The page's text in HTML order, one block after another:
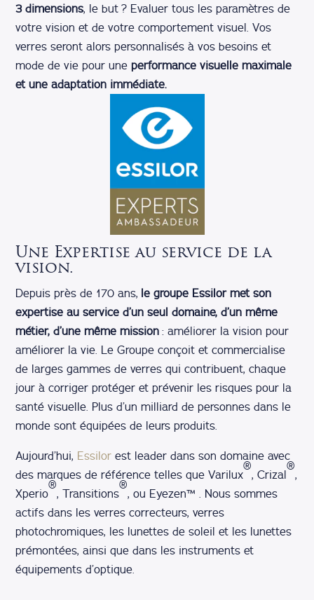
3 dimensions, le but ? Evaluer tous les paramètres de
votre vision et de votre comportement visuel. Vos
verres seront alors personnalisés à vos besoins et
mode de vie pour uneperformance visuelle maximale
et une adaptation immédiate.
Une Expertise au service de la
vision.
Depuis près de 170 ans, le groupe Essilor met son
expertise au service d’un seul domaine, d’un même
métier, d’une même mission : améliorer la vision pour
améliorer la vie. Le Groupe conçoit et commercialise
de larges gammes de verres qui contribuent, chaque
jour à corriger protéger et prévenir les risques pour la
santé visuelle. Plus d’un milliard de personnes dans le
monde sont équipées de leurs produits.
Aujourd’hui, Essilor est leader dans son domaine avec
des marques de référence telles que Varilux
®
, Crizal
®
,
Xperio
®
, Transitions
®
, ou Eyezen™ . Nous sommes
actifs dans les verres correcteurs, verres
photochromiques, les lunettes de soleil et les lunettes
prémontées, ainsi que dans les instruments et
équipements d’optique.